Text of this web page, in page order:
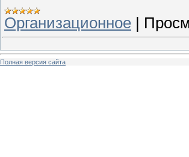
Организационное |
Полная версия сайта